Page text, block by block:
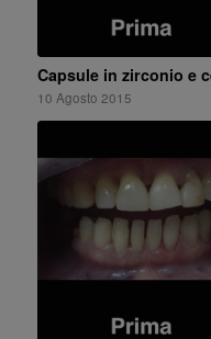
Capsule in zirconio e
10 Agosto 2015